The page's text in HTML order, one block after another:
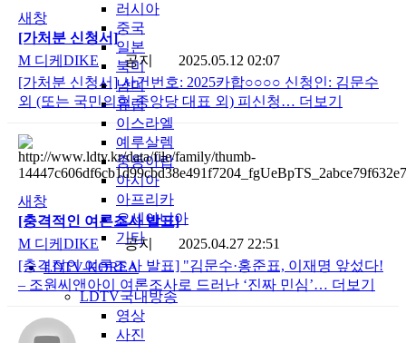
러시아
중국
일본
북미
남미
유럽
이스라엘
예루살렘
중동아랍
아시아
아프리카
오세아니아
기타
LDTV-KOREA
LDTV국내방송
영상
사진
새창
[가처분 신청서]
M 디케DIKE 공지
2025.05.12 02:07
[가처분 신청서] 사건번호: 2025카합○○○○ 신청인: 김문수
외 (또는 국민의힘 중앙당 대표 외) 피신청… 더보기
새창
[충격적인 여론조사 발표]
M 디케DIKE 공지
2025.04.27 22:51
[충격적인 여론조사 발표] "김문수·홍준표, 이재명 앞섰다!
– 조원씨앤아이 여론조사로 드러난 ‘진짜 민심’… 더보기